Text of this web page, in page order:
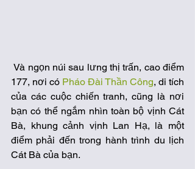
Và ngọn núi sau lưng thị trấn, cao điểm
177, nơi có Pháo Đài Thần Công, di tích
của các cuộc chiến tranh, cũng là nơi
bạn có thể ngắm nhìn toàn bộ vịnh Cát
Bà, khung cảnh vịnh Lan Hạ, là một
điểm phải đến trong hành trình du lịch
Cát Bà của bạn.